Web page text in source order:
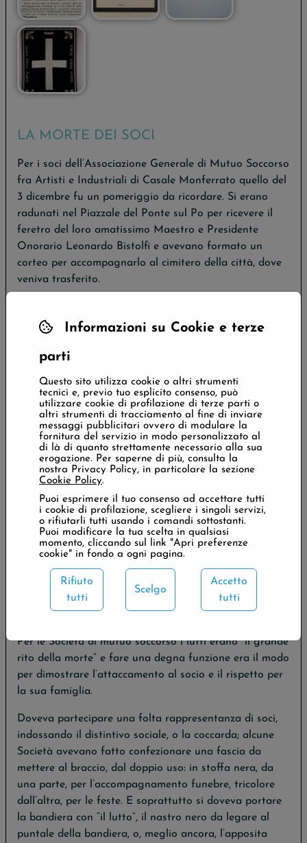
LA MORTE DEI SOCI
Per i soci dell’Associazione Generale di Mutuo Soccorso
fra Artisti e Industriali di Casale Monferrato quello del
3 dicembre fu un pomeriggio da ricordare. Si erano
radunati nel Piazzale del Ponte sul Po per ricevere il
feretro del loro amatissimo Maestro e Presidente
Onorario Leonardo Bistolfi e avevano formato un
corteo per accompagnarlo al cimitero della città, dove
veniva trasferito.
gli altri soci, ai quali peraltro erano sempre state
Società di mutuo soccorso.
Questo era un caso particolare: Bistolfi era un socio
che, pur se aveva lasciato la città ed era diventato un
artista famoso, aveva mantenuto un forte legame con
la sua Società, che era stata pure la Società di suo
padre operaio. Legame espresso anche con le opere
d’arte donate dall’Artista alla Società, come l’insegna
dipinta da apporre nell’ingresso della sede e un
disegno, entrambi con la raffigurazione della stretta di
mano, quel simbolo che ha rappresentato la Società fin
dalla nascita, il 7 aprile 1850, e ne ha guidato l’attività
sociale: i sussidi e i servizi sanitari, la Cassa per la
scuola serale, le lezioni di « disegno ornato, architettura
lineare ed i principi di disegno delle figure» tenute
anche da Bistolfi. E le onoranze ai soci defunti.
Per le Società di mutuo soccorso i lutti erano “il grande
rito della morte” e fare una degna funzione era il modo
per dimostrare l’attaccamento al socio e il rispetto per
la sua famiglia.
Doveva partecipare una folta rappresentanza di soci,
indossando il distintivo sociale, o la coccarda; alcune
Società avevano fatto confezionare una fascia da
mettere al braccio, dal doppio uso: in stoffa nera, da
una parte, per l’accompagnamento funebre, tricolore
dall’altra, per le feste. E soprattutto si doveva portare
la bandiera con “il lutto”, il nastro nero da legare al
puntale della bandiera, o, meglio ancora, l’apposita
Informazioni su Cookie e terze
parti
Questo sito utilizza cookie o altri strumenti
tecnici e, previo tuo esplicito consenso, può
utilizzare cookie di profilazione di terze parti o
altri strumenti di tracciamento al fine di inviare
messaggi pubblicitari ovvero di modulare la
fornitura del servizio in modo personalizzato al
di là di quanto strettamente necessario alla sua
erogazione. Per saperne di più, consulta la
nostra Privacy Policy, in particolare la sezione
Cookie Policy.
Puoi esprimere il tuo consenso ad accettare tutti
i cookie di profilazione, scegliere i singoli servizi,
o rifiutarli tutti usando i comandi sottostanti.
Puoi modificare la tua scelta in qualsiasi
momento, cliccando sul link "Apri preferenze
cookie" in fondo a ogni pagina.
Rifiuto
tutti
Scelgo
Accetto
tutti